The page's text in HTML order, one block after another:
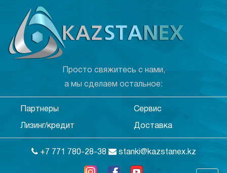
Просто свяжитесь с нами,
а мы сделаем остальное:
Партнеры Сервис
Лизинг/кредит Доставка
+7 771 780-28-38 stanki@kazstanex.kz